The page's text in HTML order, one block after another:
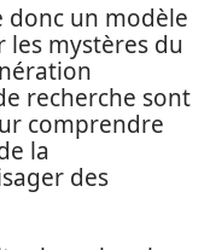
donc un modèle
les mystères du
recherche sont
comprendre
la
des